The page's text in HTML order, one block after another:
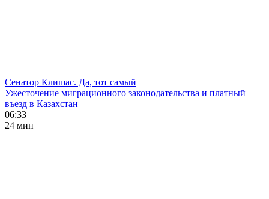
Сенатор Клишас. Да, тот самый
Ужесточение миграционного законодательства и платный
въезд в Казахстан
06:33
24 мин